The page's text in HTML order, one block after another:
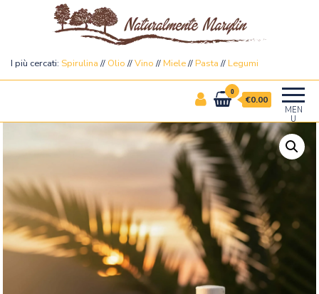
Naturalmente Marylin
I più cercati: Spirulina // Olio //Vino // Miele// Pasta // Legumi
MEN
U
0
€0.00